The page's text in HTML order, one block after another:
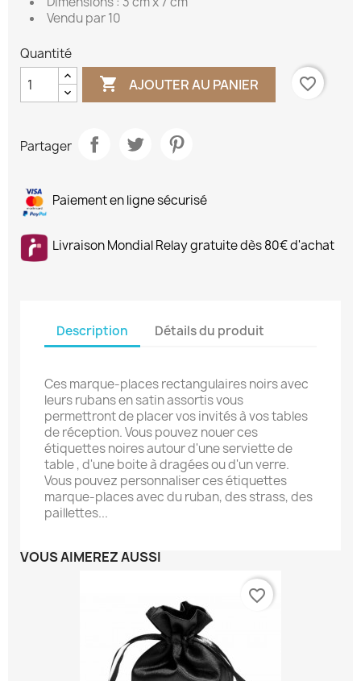
Vendu par 10
Quantité
 AJOUTER AU PANIER favorite_border
Partager
Paiement en ligne sécurisé
Livraison Mondial Relay gratuite dès 80€ d'achat
Description Détails du produit
Ces marque-places rectangulaires noirs avec
leurs rubans en satin assortis vous
permettront de placer vos invités à vos tables
de réception. Vous pouvez nouer ces
étiquettes noires autour d'une serviette de
table , d'une boite à dragées ou d'un verre.
Vous pouvez personnaliser ces étiquettes
marque-places avec du ruban, des strass, des
paillettes...
VOUS AIMEREZ AUSSI
favorite_border